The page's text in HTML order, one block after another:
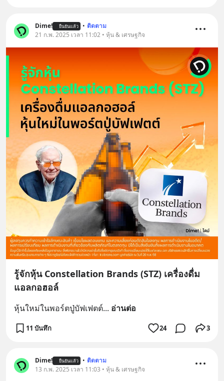
Dime! ยืนยันแล้ว • ติดตาม
21 ก.พ. 2025 เวลา 11:02 • หุ้น & เศรษฐกิจ
รู้จักหุ้น Constellation Brands (STZ) เครื่องดื่ม
แอลกอฮอล์
หุ้นใหม่ในพอร์ตปู่บัฟเฟตต์... อ่านต่อ
11 บันทึก 24 3
Dime! ยืนยันแล้ว • ติดตาม
13 ก.พ. 2025 เวลา 11:03 • หุ้น & เศรษฐกิจ